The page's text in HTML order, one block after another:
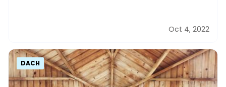
Oct 4, 2022
DACH